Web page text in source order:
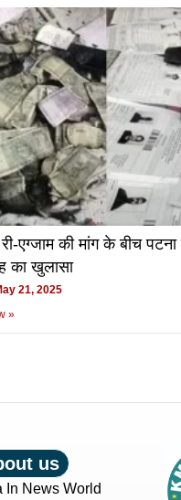
एग्जाम की मांग के बीच
का खुलासा
21, 2025
»
us
In News World